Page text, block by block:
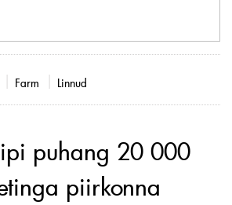
Farm Linnud
puhang 20 000
piirkonna